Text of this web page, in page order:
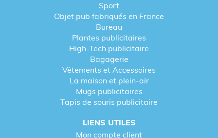
Sport
Objet pub fabriqués en France
Bureau
Plantes publicitaires
High-Tech publicitaire
Bagagerie
Vêtements et Accessoires
La maison et plein-air
Mugs publicitaires
Tapis de souris publicitaire
LIENS UTILES
Mon compte client